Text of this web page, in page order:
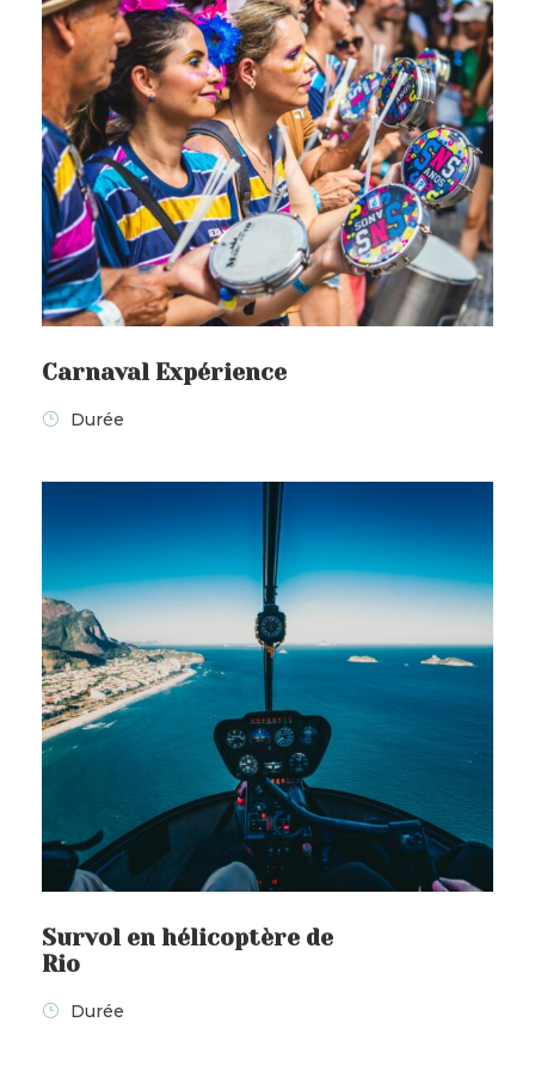
Jour 1 – Rio de Janeiro -
Arrivée
Début de votrevoyage au Brésilavec
une arrivée àRio de Janeiro, l’une des
villes les plus emblématiques
d’Amérique du Sud. À votre arrivée à
l’aéroport, accueil puistransfert vers
votre hôtel, pour profiter pleinement
de la ville.
Dès les premiers instants, vous plongez
dans l’atmosphère unique de la
les reliefs verdoyants et l’ambiance
solaire de Rio, votre aventure brésilienne
Nuit à Rio de Janeiro – Repas libres
Jour 2 – Corcovado et Pain de
Sucre
Jour 3 – Santa Teresa
Jour 4 – Rio de Janeiro - Belo
Horizonte - Tiradentes
Jour 5 – Tiradente – Sao Joao
del Rei – Ouro Preto
Jour 6 – Ouro Preto - Mariana -
Carnaval Expérience
Durée
Survol en hélicoptère de
Rio
Durée